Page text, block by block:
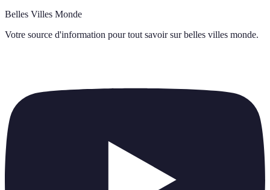
Belles Villes Monde
Votre source d'information pour tout savoir sur belles villes monde.